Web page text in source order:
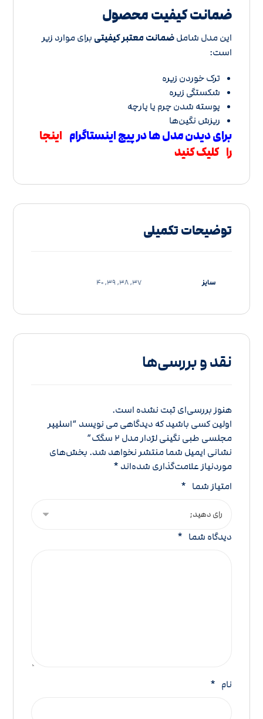
ضمانت کیفیت محصول
این مدل شاملضمانت معتبر کیفیتی برای موارد زیر
است:
ترک خوردن زیره
شکستگی زیره
پوسته شدن چرم یا پارچه
ریزش نگین‌ها
برای دیدن مدل ها در پیج اینستاگرام اینجا
را کلیک کنید
توضیحات تکمیلی
سایز 37, 38, 39, 40
نقد و بررسی‌ها
هنوز بررسی‌ای ثبت نشده است.
اولین کسی باشید که دیدگاهی می نویسد “اسلیپر
مجلسی طبی نگینی لژدار مدل 2 سگک”
نشانی ایمیل شما منتشر نخواهد شد. بخش‌های
موردنیاز علامت‌گذاری شده‌اند *
امتیاز شما *
دیدگاه شما *
نام *